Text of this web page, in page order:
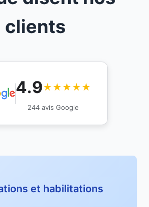
clients
4.9★★★★★
244 avis Google
et habilitations